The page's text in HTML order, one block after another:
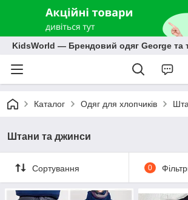
KidsWorld — Брендовий одяг George та
Каталог Одяг для хлопчиків
Штани та джинси
Сортування 0